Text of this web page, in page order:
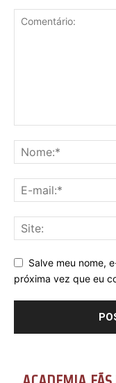
Salve meu nome,
próxima vez que eu